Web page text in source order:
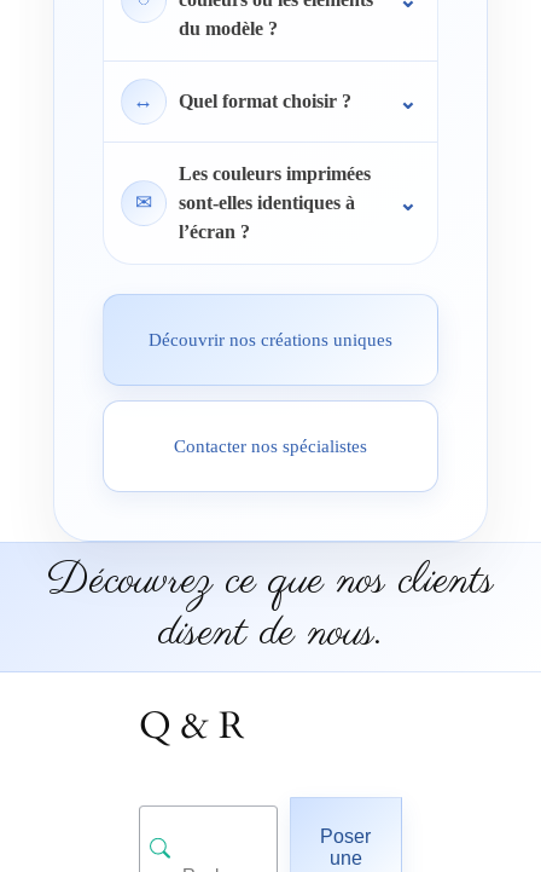
du modèle ?
↔ Quel format choisir ?
✉
Les couleurs imprimées
sont-elles identiques à
l’écran ?
Découvrir nos créations uniques
Contacter nos spécialistes
Découvrez ce que nos clients
disent de nous.
Q & R
Poser
une